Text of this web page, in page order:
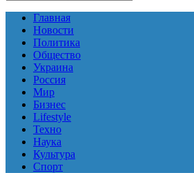
Главная
Новости
Политика
Общество
Украина
Россия
Мир
Бизнес
Lifestyle
Техно
Наука
Культура
Спорт